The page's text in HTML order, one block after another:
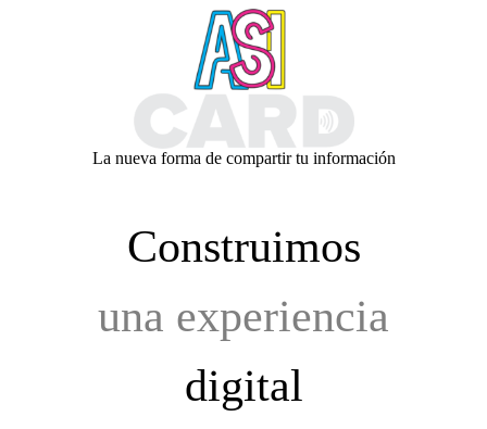
La nueva forma de compartir tu información
Construimos
una experiencia
digital